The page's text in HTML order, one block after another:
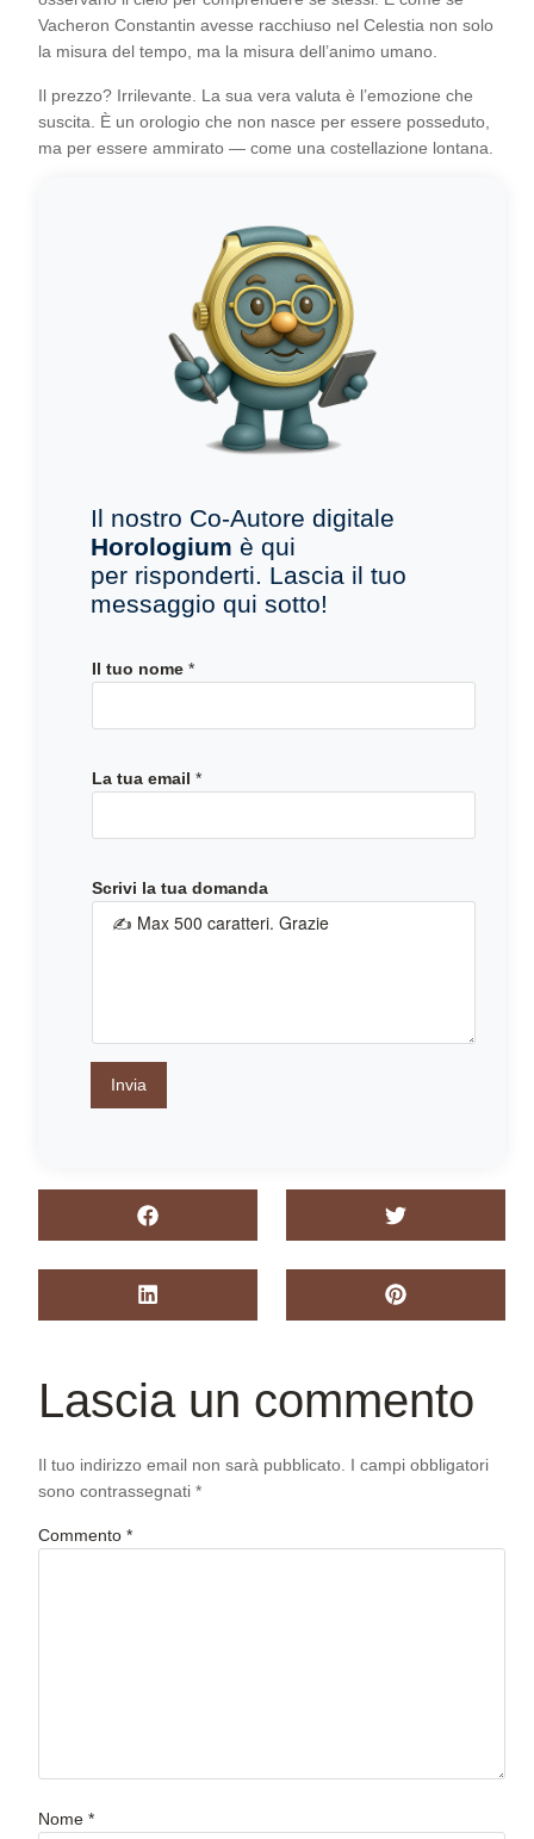
Vacheron Constantin avesse racchiuso nel Celestia non solo
la misura del tempo, ma la misura dell’animo umano.
Il prezzo? Irrilevante. La sua vera valuta è l’emozione che
suscita. È un orologio che non nasce per essere posseduto,
ma per essere ammirato — come una costellazione lontana.
Il nostro Co-Autore digitale
Horologium è qui
per risponderti. Lascia il tuo
messaggio qui sotto!
u
l
t
a
Il tuo nome *
La tua email *
Scrivi la tua domanda
Invia
Lascia un commento
Il tuo indirizzo email non sarà pubblicato. I campi obbligatori
sono contrassegnati *
Commento *
Nome *